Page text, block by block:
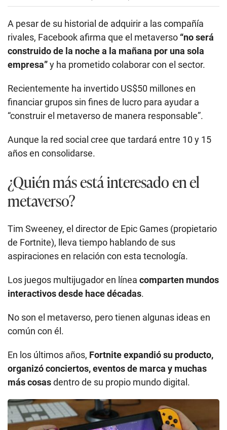
financiar grupos sin fines de lucro para ayudar a
“construir el metaverso de manera responsable”.
Aunque la red social cree que tardará entre 10 y 15
años en consolidarse.
¿Quién más está interesado en el
metaverso?
Tim Sweeney, el director de Epic Games (propietario
de Fortnite), lleva tiempo hablando de sus
Los juegos multijugador en líneacomparten mundos
interactivos desde hace décadas
No son el metaverso, pero tienen algunas ideas en
común con él.
En los últimos años,Fortnite expandió su producto,
organizó conciertos, eventos de marca y muchas
más cosasdentro de su propio mundo digital.